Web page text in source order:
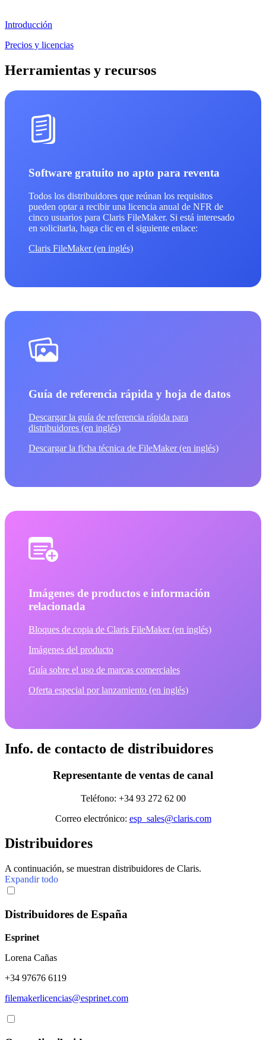
Introducción
Precios y licencias
Herramientas y recursos
Software gratuito no apto para reventa
Todos los distribuidores que reúnan los requisitos
pueden optar a recibir una licencia anual de NFR de
cinco usuarios para Claris FileMaker. Si está interesado
en solicitarla, haga clic en el siguiente enlace:
Claris FileMaker (en inglés)
Guía de referencia rápida y hoja de datos
Descargar la guía de referencia rápida para
distribuidores (en inglés)
Descargar la ficha técnica de FileMaker (en inglés)
Imágenes de productos e información
relacionada
Bloques de copia de Claris FileMaker (en inglés)
Imágenes del producto
Guía sobre el uso de marcas comerciales
Oferta especial por lanzamiento (en inglés)
Info. de contacto de distribuidores
Representante de ventas de canal
Teléfono: +34 93 272 62 00
Correo electrónico: esp_sales@claris.com
Distribuidores
A continuación, se muestran distribuidores de Claris.
Expandir todo
Distribuidores de España
Esprinet
Lorena Cañas
+34 97676 6119
filemakerlicencias@esprinet.com